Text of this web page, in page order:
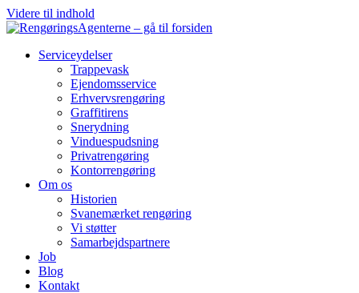
Videre til indhold
Serviceydelser
Trappevask
Ejendomsservice
Erhvervsrengøring
Graffitirens
Snerydning
Vinduespudsning
Privatrengøring
Kontorrengøring
Om os
Historien
Svanemærket rengøring
Vi støtter
Samarbejdspartnere
Job
Blog
Kontakt